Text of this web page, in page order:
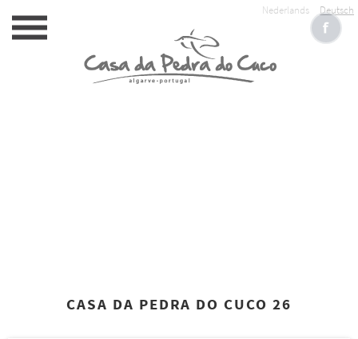
Nederlands Deutsch
CASA DA PEDRA DO CUCO 26